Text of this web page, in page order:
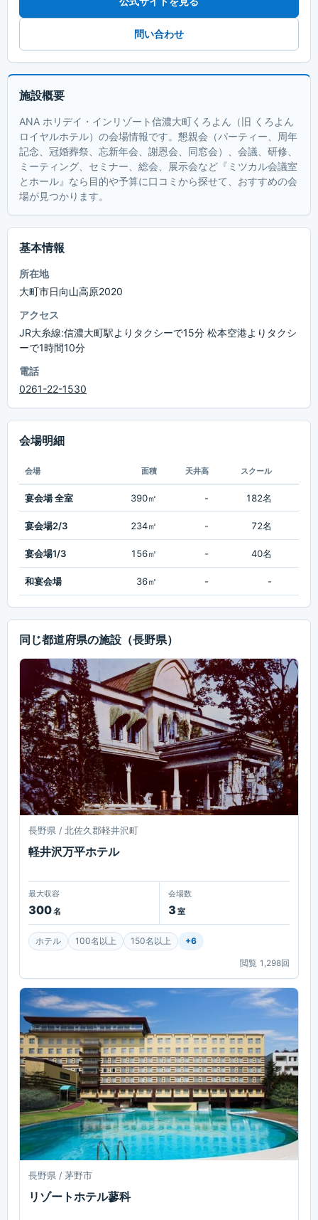
問い合わせ
施設概要
ANA ホリデイ・インリゾート信濃大町くろよん（旧 くろよん
ロイヤルホテル）の会場情報です。懇親会（パーティー、周年
記念、冠婚葬祭、忘新年会、謝恩会、同窓会）、会議、研修、
ミーティング、セミナー、総会、展示会など『ミツカル会議室
とホール』なら目的や予算に口コミから探せて、おすすめの会
場が見つかります。
基本情報
所在地
大町市日向山高原2020
アクセス
JR大糸線:信濃大町駅よりタクシーで15分 松本空港よりタクシ
ーで1時間10分
電話
0261-22-1530
会場明細
会場 面積 天井高 スクール
宴会場 全室 390㎡ - 182名
宴会場2/3 234㎡ - 72名
宴会場1/3 156㎡ - 40名
和宴会場 36㎡ - -
同じ都道府県の施設 （長野県）
長野県 / 北佐久郡軽井沢町
軽井沢万平ホテル
最大収容
300名
会場数
3 室
ホテル 100名以上 150名以上 +6
閲覧 1,298回
長野県 / 茅野市
リゾートホテル蓼科